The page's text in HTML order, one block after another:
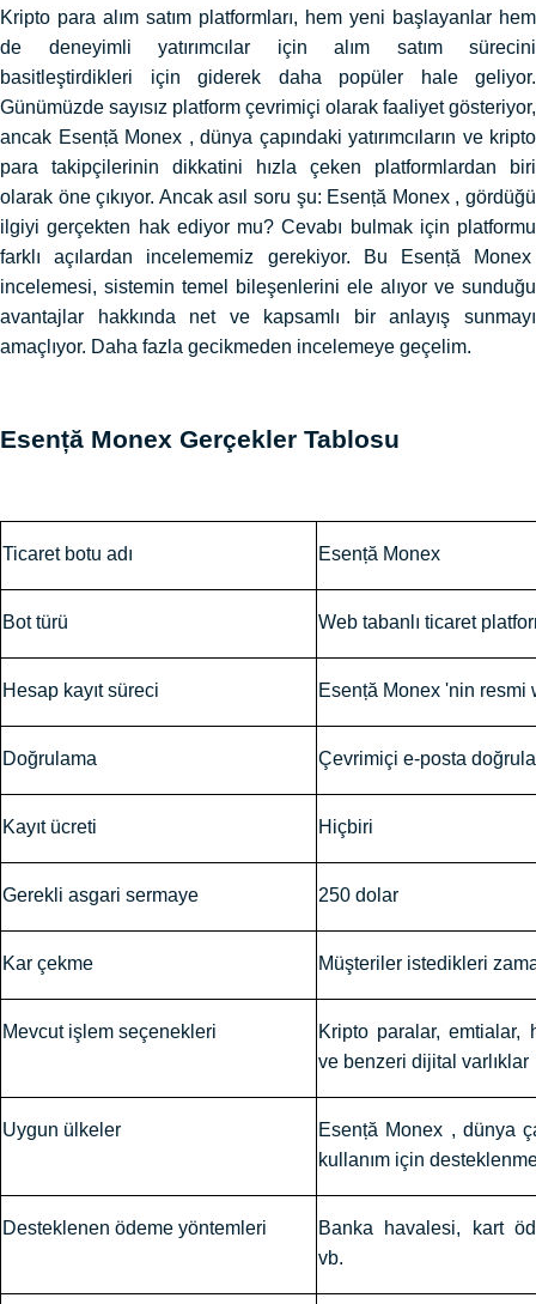
Kripto para alım satım platformları, hem yeni başlayanlar hem
de deneyimli yatırımcılar için alım satım sürecini
basitleştirdikleri için giderek daha popüler hale geliyor.
Günümüzde sayısız platform çevrimiçi olarak faaliyet gösteriyor,
ancak Esență Monex , dünya çapındaki yatırımcıların ve kripto
para takipçilerinin dikkatini hızla çeken platformlardan biri
olarak öne çıkıyor. Ancak asıl soru şu: Esență Monex , gördüğü
ilgiyi gerçekten hak ediyor mu? Cevabı bulmak için platformu
farklı açılardan incelememiz gerekiyor. Bu Esență Monex
incelemesi, sistemin temel bileşenlerini ele alıyor ve sunduğu
avantajlar hakkında net ve kapsamlı bir anlayış sunmayı
amaçlıyor. Daha fazla gecikmeden incelemeye geçelim.
Esență Monex Gerçekler Tablosu
Ticaret botu adı Esență Monex
Bot türü Web tabanlı ticaret
Hesap kayıt süreci Esență Monex 'nin resmi
Doğrulama Çevrimiçi e-posta
Kayıt ücreti Hiçbiri
Gerekli asgari sermaye 250 dolar
Kar çekme Müşteriler istedikleri
Mevcut işlem seçenekleri
Kripto paralar, emtialar,
ve benzeri dijital varlıklar
Uygun ülkeler
Esență Monex , dünya
kullanım için
Desteklenen ödeme yöntemleri
Banka havalesi, kart
vb.